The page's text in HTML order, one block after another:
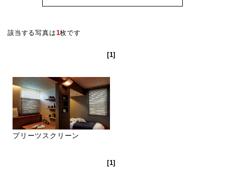
該当する写真は1枚です
[1]
プリーツスクリーン
[1]